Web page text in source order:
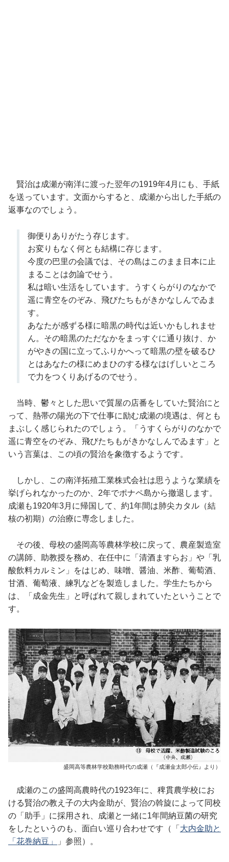
賢治は成瀬が南洋に渡った翌年の1919年4月にも、手紙
を送っています。文面からすると、成瀬から出した手紙の
返事なのでしょう。
御便りありがたう存じます。
お変りもなく何とも結構に存じます。
今度の巴里の会議では、その島はこのまま日本に止
まることは勿論でせう。
私は暗い生活をしています。うすくらがりのなかで
遥に青空をのぞみ、飛びたちもがきかなしんでゐま
す。
あなたが感ずる様に暗黒の時代は近いかもしれませ
ん。その暗黒のただなかをまっすぐに通り抜け、か
がやきの国に立ってふりかへって暗黒の壁を破るひ
とはあなたの様にめまひのする様なはげしいところ
で力をつくりあげるのでせう。
当時、鬱々とした思いで質屋の店番をしていた賢治にと
って、熱帯の陽光の下で仕事に励む成瀬の境遇は、何とも
まぶしく感じられたのでしょう。「うすくらがりのなかで
遥に青空をのぞみ、飛びたちもがきかなしんでゐます」と
いう言葉は、この頃の賢治を象徴するようです。
しかし、この南洋拓殖工業株式会社は思うような業績を
挙げられなかったのか、2年でポナペ島から撤退します。
成瀬も1920年3月に帰国して、約1年間は肺尖カタル（結
核の初期）の治療に専念しました。
その後、母校の盛岡高等農林学校に戻って、農産製造室
の講師、助教授を務め、在任中に「清酒ますらお」や「乳
酸飲料カルミン」をはじめ、味噌、醤油、米酢、葡萄酒、
甘酒、葡萄液、練乳などを製造しました。学生たちから
は、「成金先生」と呼ばれて親しまれていたということで
す。
盛岡高等農林学校勤務時代の成瀬（『成瀬金太郎小伝』より）
成瀬のこの盛岡高農時代の1923年に、稗貫農学校にお
ける賢治の教え子の大内金助が、賢治の斡旋によって同校
の「助手」に採用され、成瀬と一緒に1年間納豆菌の研究
をしたというのも、面白い巡り合わせです（「 大内金助と
「花巻納豆」
」参照）。